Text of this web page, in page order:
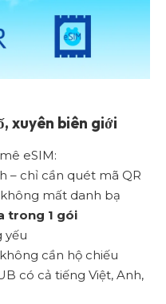
xuyên biên giới
eSIM:
– chỉ cần quét mã QR
mất danh bạ
trong 1 gói
yếu
cần hộ chiếu
có cả tiếng Việt, Anh,